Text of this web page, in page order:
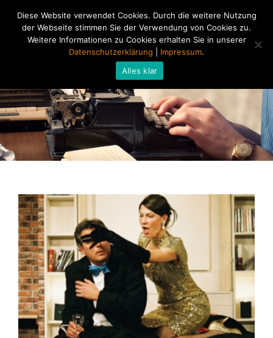
Diese Website verwendet Cookies. Durch die weitere Nutzung
der Webseite stimmen Sie der Verwendung von Cookies zu.
Weitere Informationen zu Cookies erhalten Sie in unserer
Datenschutzerklärung
Impressum.
Alles klar